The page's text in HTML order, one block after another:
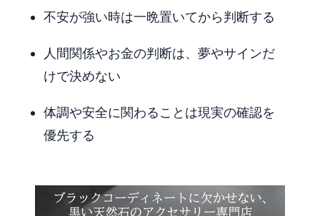
不安が強い時は一晩置いてから判断する
人間関係やお金の判断は、夢やサインだ
けで決めない
体調や安全に関わることは現実の確認を
優先する